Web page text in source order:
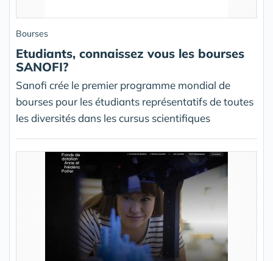
Bourses
Etudiants, connaissez vous les bourses
SANOFI?
Sanofi crée le premier programme mondial de
bourses pour les étudiants représentatifs de toutes
les diversités dans les cursus scientifiques